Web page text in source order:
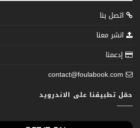
اتصل بنا
انشر معنا
إدعمنا
contact@foulabook.com
حمّل تطبيقنا على الاندرويد